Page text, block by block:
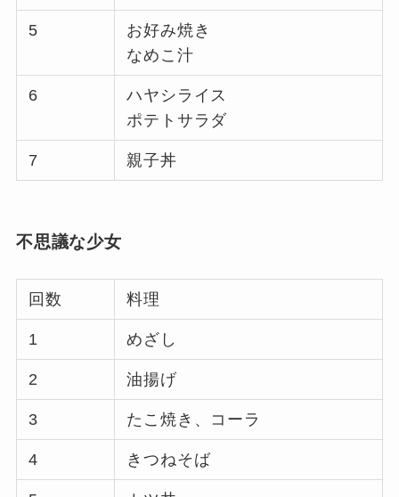
5
お好み焼き
なめこ汁
6
ハヤシライス
ポテトサラダ
7 親子丼
不思議な少女
回数 料理
1 めざし
2 油揚げ
3 たこ焼き、コーラ
4 きつねそば